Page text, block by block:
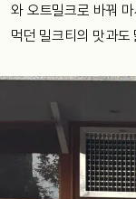
와 오트밀크로 바꿔
먹던 밀크티의 맛과도